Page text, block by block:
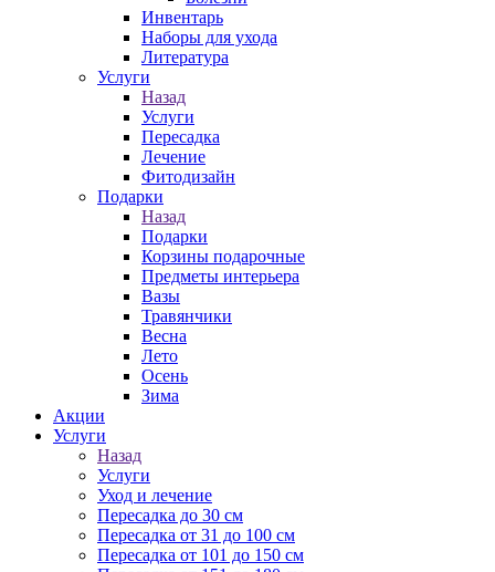
Инвентарь
Наборы для ухода
Литература
Услуги
Назад
Услуги
Пересадка
Лечение
Фитодизайн
Подарки
Назад
Подарки
Корзины подарочные
Предметы интерьера
Вазы
Травянчики
Весна
Лето
Осень
Зима
Акции
Услуги
Назад
Услуги
Уход и лечение
Пересадка до 30 см
Пересадка от 31 до 100 см
Пересадка от 101 до 150 см